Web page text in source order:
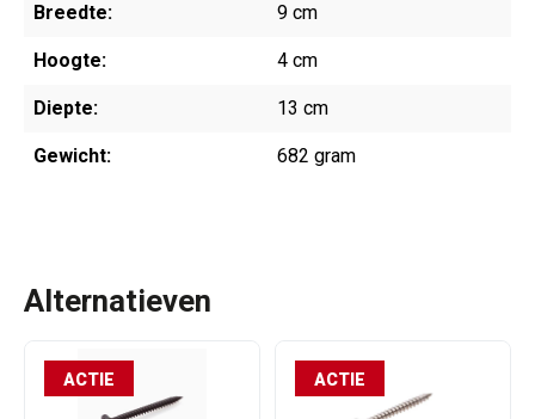
Breedte: 9 cm
Hoogte: 4 cm
Diepte: 13 cm
Gewicht: 682 gram
Alternatieven
ACTIE ACTIE